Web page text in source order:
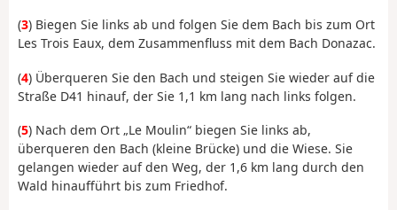
(3) Biegen Sie links ab und folgen Sie dem Bach bis zum Ort
Les Trois Eaux, dem Zusammenfluss mit dem Bach Donazac.
(4) Überqueren Sie den Bach und steigen Sie wieder auf die
Straße D41 hinauf, der Sie 1,1 km lang nach links folgen.
(5) Nach dem Ort „Le Moulin“ biegen Sie links ab,
überqueren den Bach (kleine Brücke) und die Wiese. Sie
gelangen wieder auf den Weg, der 1,6 km lang durch den
Wald hinaufführt bis zum Friedhof.